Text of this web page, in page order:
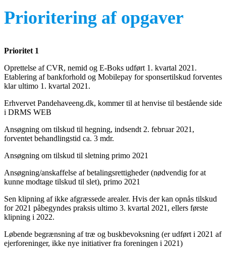
Prioritering af opgaver
Prioritet 1
Oprettelse af CVR, nemid og E-Boks udført 1. kvartal 2021.
Etablering af bankforhold og Mobilepay for sponsertilskud forventes
klar ultimo 1. kvartal 2021.
Erhvervet Pandehaveeng.dk, kommer til at henvise til bestående side
i DRMS WEB
Ansøgning om tilskud til hegning, indsendt 2. februar 2021,
forventet behandlingstid ca. 3 mdr.
Ansøgning om tilskud til sletning primo 2021
Ansøgning/anskaffelse af betalingsrettigheder (nødvendig for at
kunne modtage tilskud til slet), primo 2021
Sen klipning af ikke afgræssede arealer. Hvis der kan opnås tilskud
for 2021 påbegyndes praksis ultimo 3. kvartal 2021, ellers første
klipning i 2022.
Løbende begrænsning af træ og buskbevoksning (er udført i 2021 af
ejerforeninger, ikke nye initiativer fra foreningen i 2021)